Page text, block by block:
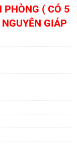
PHÒNG ( CÓ 5
GIÁP